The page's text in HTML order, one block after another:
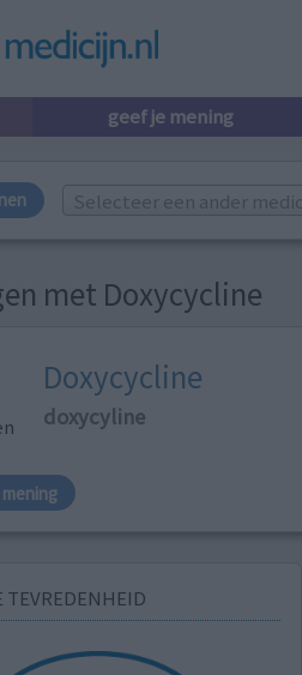
geef je mening
Selecteer een ander
met Doxycycline
Doxycycline
doxycyline
TEVREDENHEID